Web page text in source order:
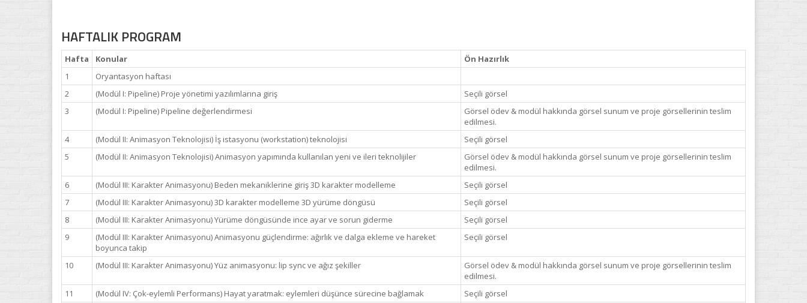
HAFTALIK PROGRAM
Hafta Konular
Ön Hazırlık
1
Oryantasyon haftası
2
(Modül I: Pipeline) Proje yönetimi yazılımlarına giriş
Seçili görsel
3
(Modül I: Pipeline) Pipeline değerlendirmesi
Görsel ödev & modül hakkında görsel sunum ve proje görsellerinin teslim
edilmesi.
4
(Modül II: Animasyon Teknolojisi) İş istasyonu (workstation) teknolojisi
Seçili görsel
5
(Modül II: Animasyon Teknolojisi) Animasyon yapımında kullanılan yeni ve ileri teknolijiler
Görsel ödev & modül hakkında görsel sunum ve proje görsellerinin teslim
edilmesi.
6
(Modül III: Karakter Animasyonu) Beden mekaniklerine giriş 3D karakter modelleme
Seçili görsel
7
(Modül III: Karakter Animasyonu) 3D karakter modelleme 3D yürüme döngüsü
Seçili görsel
8
(Modül III: Karakter Animasyonu) Yürüme döngüsünde ince ayar ve sorun giderme
Seçili görsel
9
(Modül III: Karakter Animasyonu) Animasyonu güçlendirme: ağırlık ve dalga ekleme ve hareket
boyunca takip
Seçili görsel
10 (Modül III: Karakter Animasyonu) Yüz animasyonu: lip sync ve ağız şekiller
Görsel ödev & modül hakkında görsel sunum ve proje görsellerinin teslim
edilmesi.
11
(Modül IV: Çok-eylemli Performans) Hayat yaratmak: eylemleri düşünce sürecine bağlamak
Seçili görsel